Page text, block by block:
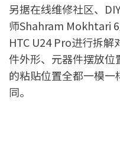
另据在线维修社区、
师Shahram Mokhtari
HTC U24 Pro进行拆
件外形、元器件摆放
的粘贴位置全都一模
同。